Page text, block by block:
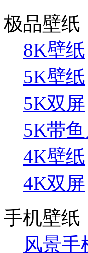
极品壁纸
8K壁纸
5K壁纸
5K双屏
5K带
4K壁纸
4K双屏
手机壁纸
风景手